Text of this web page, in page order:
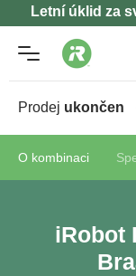
Letní úklid za
Prodej ukončen
O kombinaci
iRobot